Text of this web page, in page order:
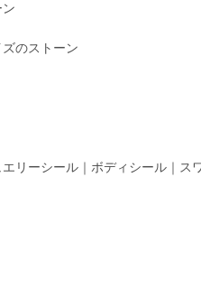
のストーン
リーシール｜ボディシール｜ス